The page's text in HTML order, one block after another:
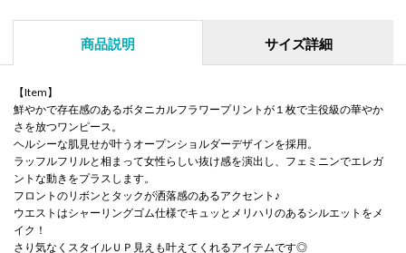
商品説明 サイズ詳細
【Item】
鮮やかで存在感のあるボタニカルフラワープリントが１枚で主役級の華やか
さを放つワンピース。
ヘルシーな肌見せが叶うオープンショルダーデザインを採用。
ラッフルフリルと相まって女性らしい抜け感を演出し、フェミニンでエレガ
ントな動きをプラスします。
フロントのリボンとタックが洒落感のあるアクセント♪
ウエストはシャーリングゴム仕様でキュッとメリハリのあるシルエットをメ
イク！
さり気なくスタイルＵＰ見えも叶えてくれるアイテムです◎